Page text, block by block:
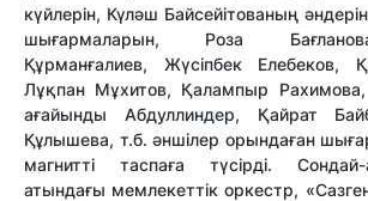
күйлерін, Күләш Байсейітованың
шығармаларын, Роза
Құрманғалиев, Жүсіпбек Елебеков,
Лұқпан Мұхитов, Қалампыр Рахимова,
ағайынды Абдуллиндер, Қайрат
Құлышева, т.б. әншілер орындаған
магнитті таспаға түсірді.
атындағы мемлекеттік оркестр,